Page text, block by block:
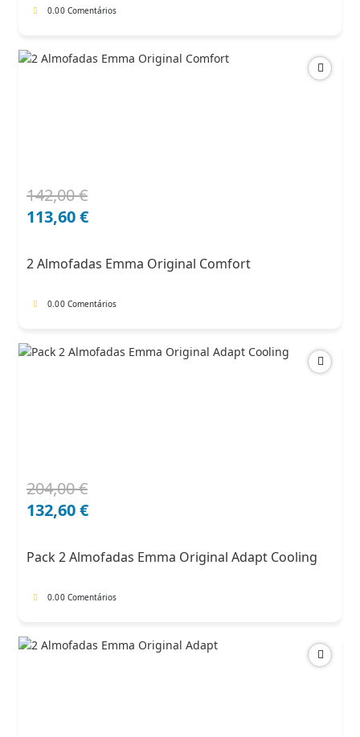
0.00 Comentários
142,00€
O
preço
142,00 €.
113,60€
O
preço
113,60 €.
2 Almofadas Emma Original Comfort
0.00 Comentários
204,00€
O
preço
204,00 €.
132,60€
O
preço
132,60 €.
Pack 2 Almofadas Emma Original Adapt Cooling
0.00 Comentários